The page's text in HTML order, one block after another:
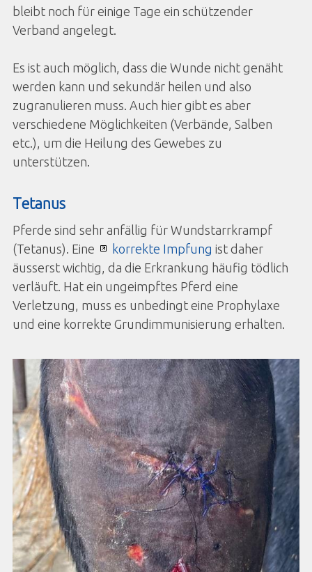
bleibt noch für einige Tage ein schützender
Verband angelegt.
Es ist auch möglich, dass die Wunde nicht genäht
werden kann und sekundär heilen und also
zugranulieren muss. Auch hier gibt es aber
verschiedene Möglichkeiten (Verbände, Salben
etc.), um die Heilung des Gewebes zu
unterstützen.
Tetanus
Pferde sind sehr anfällig für Wundstarrkrampf
(Tetanus). Eine
korrekte Impfung ist daher
äusserst wichtig, da die Erkrankung häufig tödlich
verläuft. Hat ein ungeimpftes Pferd eine
Verletzung, muss es unbedingt eine Prophylaxe
und eine korrekte Grundimmunisierung erhalten.